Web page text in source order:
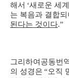
해서 ‘새로운 세
는 복음과 결합
된다는 것이다.”
그리하여 공동번
의 성경은 “오직